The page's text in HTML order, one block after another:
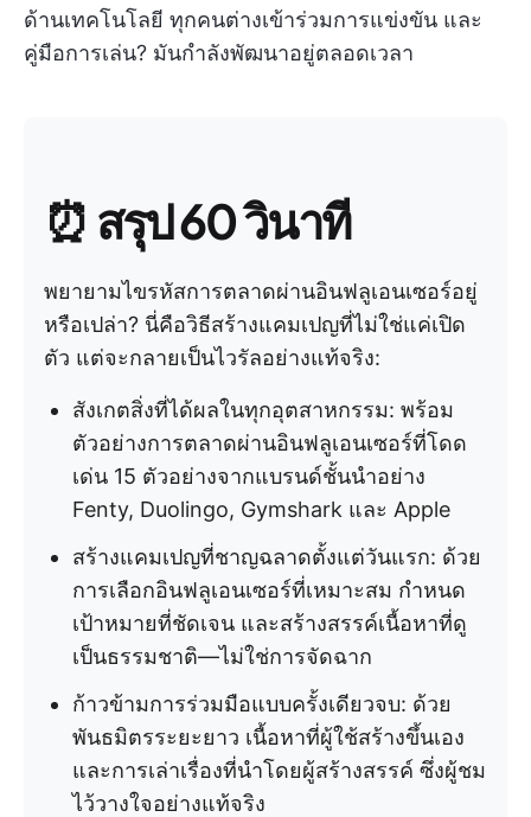
ด้านเทคโนโลยี ทุกคนต่างเข้าร่วมการแข่งขัน และ
คู่มือการเล่น? มันกำลังพัฒนาอยู่ตลอดเวลา
⏰ สรุป 60 วินาที
พยายามไขรหัสการตลาดผ่านอินฟลูเอนเซอร์อยู่
หรือเปล่า? นี่คือวิธีสร้างแคมเปญที่ไม่ใช่แค่เปิด
ตัว แต่จะกลายเป็นไวรัลอย่างแท้จริง:
สังเกตสิ่งที่ได้ผลในทุกอุตสาหกรรม: พร้อม
ตัวอย่างการตลาดผ่านอินฟลูเอนเซอร์ที่โดด
เด่น 15 ตัวอย่างจากแบรนด์ชั้นนำอย่าง
Fenty, Duolingo, Gymshark และ Apple
สร้างแคมเปญที่ชาญฉลาดตั้งแต่วันแรก: ด้วย
การเลือกอินฟลูเอนเซอร์ที่เหมาะสม กำหนด
เป้าหมายที่ชัดเจน และสร้างสรรค์เนื้อหาที่ดู
เป็นธรรมชาติ—ไม่ใช่การจัดฉาก
ก้าวข้ามการร่วมมือแบบครั้งเดียวจบ: ด้วย
พันธมิตรระยะยาว เนื้อหาที่ผู้ใช้สร้างขึ้นเอง
และการเล่าเรื่องที่นำโดยผู้สร้างสรรค์ ซึ่งผู้ชม
ไว้วางใจอย่างแท้จริง